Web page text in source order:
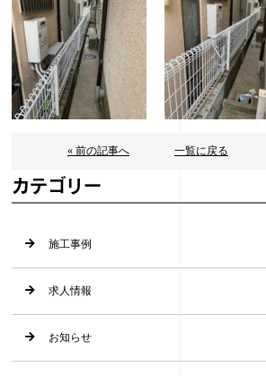
« 前の記事へ 一覧に戻る
カテゴリー
施工事例
求人情報
お知らせ